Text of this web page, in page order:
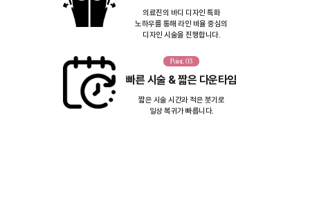
의료진의 바디 디자인 특화
노하우를 통해 라인 비율 중심의
디자인 시술을 진행합니다.
Point. 03
빠른 시술 & 짧은 다운타임
짧은 시술 시간과 적은 붓기로
일상 복귀가 빠릅니다.